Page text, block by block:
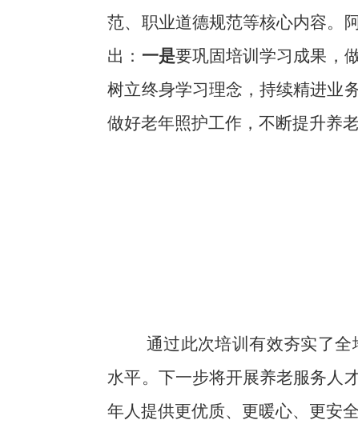
范、职业道德规范等核心内容。
出： 一是要巩固培训学习成果，
树立终身学习理念，持续精进业
做好老年照护工作，不断提升养老
通过此次培训有效夯实了
水平。下一步将开展养老服务人
年人提供更优质、更暖心、更安